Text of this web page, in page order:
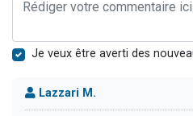
Je veux être averti des
Lazzari M.